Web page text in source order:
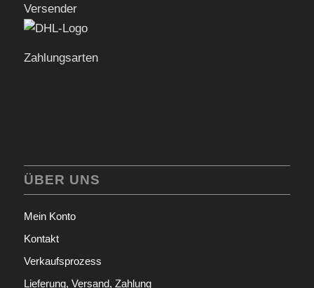
Versender
Zahlungsarten
ÜBER UNS
Mein Konto
Kontakt
Verkaufsprozess
Lieferung, Versand, Zahlung